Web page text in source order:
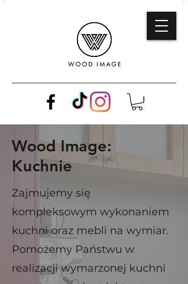
Wood Image:
Kuchnie
Zajmujemy się
kompleksowym wykonaniem
kuchni oraz mebli na wymiar.
Pomożemy Państwu w
realizacji wymarzonej kuchni